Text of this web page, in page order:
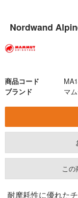
Nordwand
商品コード
ブランド
マ
この
耐摩耗性に優れた